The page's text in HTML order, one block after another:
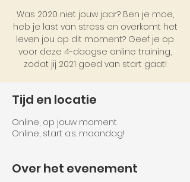
Was 2020 niet jouw jaar? Ben je moe,
heb je last van stress en overkomt het
leven jou op dit moment? Geef je op
voor deze 4-daagse online training,
zodat jij 2021 goed van start gaat!
Tijd en locatie
Online, op jouw moment
Online, start a.s. maandag!
Over het evenement